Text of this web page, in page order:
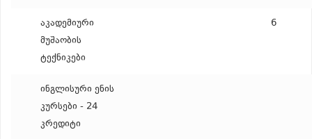
აკადემიური
მუშაობის
ტექნიკები
6
ინგლისური ენის
კურსები - 24
კრედიტი